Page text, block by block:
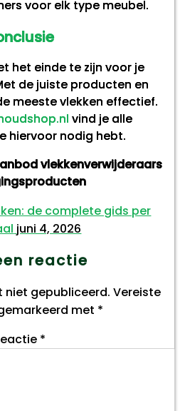
voor elk type meubel.
het einde te zijn voor je
de juiste producten en
meeste vlekken effectief.
vind je alle
hiervoor nodig hebt.
vlekkenverwijderaars
de complete gids per
juni 4, 2026
reactie
gepubliceerd. Vereiste
met *
*